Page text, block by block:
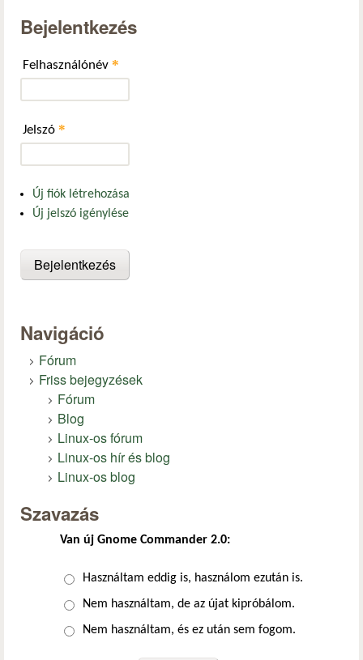
Bejelentkezés
Felhasználónév *
Jelszó *
Új fiók létrehozása
Új jelszó igénylése
Navigáció
Fórum
Friss bejegyzések
Fórum
Blog
Linux-os fórum
Linux-os hír és blog
Linux-os blog
Szavazás
Van új Gnome Commander 2.0:
Választások
Használtam eddig is, használom ezután is.
Nem használtam, de az újat kipróbálom.
Nem használtam, és ez után sem fogom.